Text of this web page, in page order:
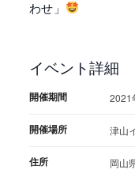
わせ」
イベント詳細
開催期間 2021
開催場所 津山
住所 岡山